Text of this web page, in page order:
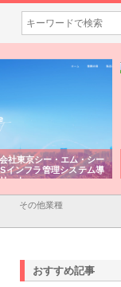
社東京シー・エム・シー
インフラ管理システム導
ット
その他業種
おすすめ記事